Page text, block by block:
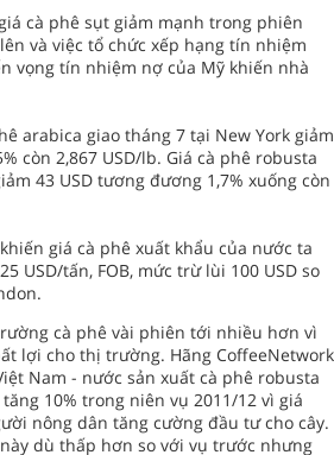
cà phê sụt giảm mạnh trong phiên
và việc tổ chức xếp hạng tín nhiệm
vọng tín nhiệm nợ của Mỹ khiến nhà
arabica giao tháng 7 tại New York giảm
còn 2,867 USD/lb. Giá cà phê robusta
43 USD tương đương 1,7% xuống còn
giá cà phê xuất khẩu của nước ta
USD/tấn, FOB, mức trừ lùi 100 USD so
cà phê vài phiên tới nhiều hơn vì
lợi cho thị trường. Hãng CoffeeNetwork
Nam - nước sản xuất cà phê robusta
10% trong niên vụ 2011/12 vì giá
nông dân tăng cường đầu tư cho cây.
dù thấp hơn so với vụ trước nhưng